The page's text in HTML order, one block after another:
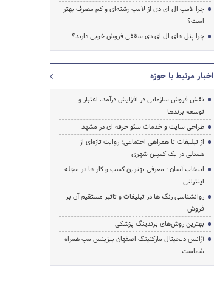
چرا لامپ ال ای دی از لامپ رشته‌ای و کم مصرف بهتر
است؟
چرا پنل های ال ای دی سقفی فروش خوبی دارند؟
اخبار مرتبط با حوزه
نقش فروش سازمانی در افزایش درآمد، اعتبار و
توسعه برندها
طراحی سایت و خدمات سئو حرفه ای در مشهد
از تبلیغات تا همراهی اجتماعی؛ روایت تازه‌ای از
همدلی در یک کمپین شهری
انتخاب آسان : معرفی بهترین کسب و کار ها در مجله
اینترنتی
روانشناسی رنگ ها در تبلیغات و تاثیر مستقیم آن بر
فروش
بهترین روش‌های برندینگ پزشکی
آژانس دیجیتال مارکتینگ اصفهان بیزینس مپ همراه
شماست